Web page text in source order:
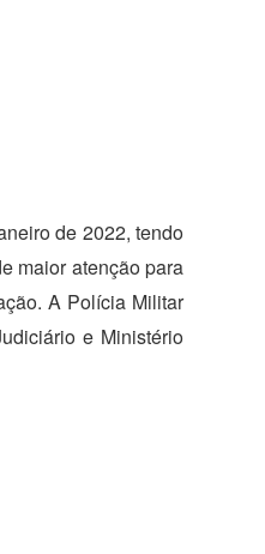
de 2022, tendo
maior atenção para
A Polícia Militar
e Ministério